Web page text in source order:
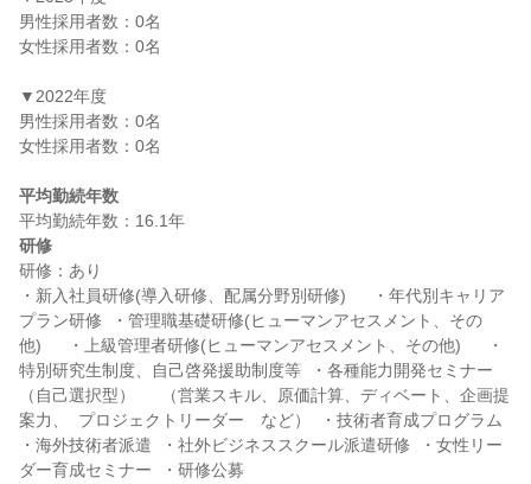
男性採用者数：0名
女性採用者数：0名
▼2022年度
男性採用者数：0名
女性採用者数：0名
平均勤続年数
研修
研修：あり
・新入社員研修(導入研修、配属分野別研修)　  ・年代別キャリア
プラン研修  ・管理職基礎研修(ヒューマンアセスメント、その
他)　  ・上級管理者研修(ヒューマンアセスメント、その他)　  ・
特別研究生制度、自己啓発援助制度等  ・各種能力開発セミナー
（自己選択型）  　（営業スキル、原価計算、ディベート、企画提
案力、  プロジェクトリーダー　など）  ・技術者育成プログラム
・海外技術者派遣  ・社外ビジネススクール派遣研修  ・女性リー